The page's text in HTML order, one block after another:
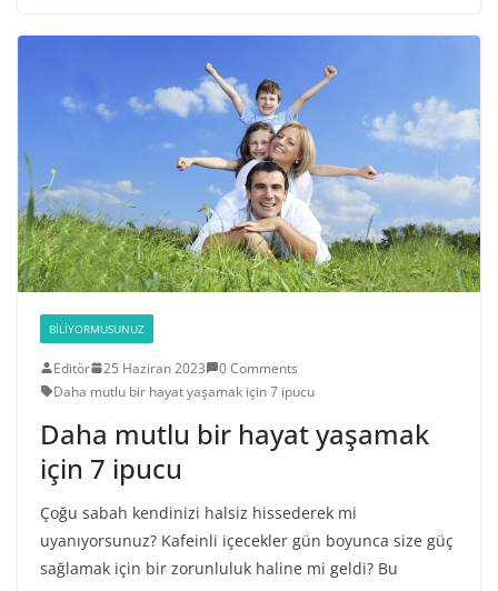
BILIYORMUSUNUZ
Editör 25 Haziran 2023
0 Comments
Daha mutlu bir hayat yaşamak için 7 ipucu
Daha mutlu bir hayat yaşamak
için 7 ipucu
Çoğu sabah kendinizi halsiz hissederek mi
uyanıyorsunuz? Kafeinli içecekler gün boyunca size güç
sağlamak için bir zorunluluk haline mi geldi? Bu